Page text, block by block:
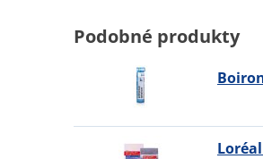
Podobné produkty